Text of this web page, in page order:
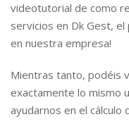
videotutorial de como
servicios en Dk Gest,
en nuestra empresa!
Mientras tanto, podéis
exactamente lo mismo
ayudarnos en el cálculo